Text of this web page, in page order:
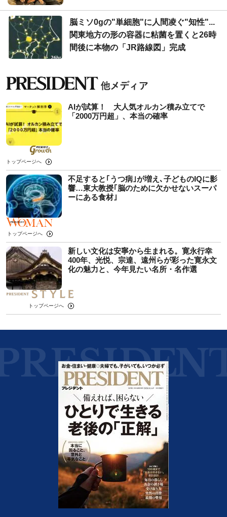
脳ミソ0gの"単細胞"に人間凌ぐ"知性"...
関東地方の形の容器に粘菌を置くと26時
間後に本物の「JR路線図」完成
AIが試算！ 大人気オルカン積み立てで
「2000万円超」、本当の確率
トップページへ
不足すると｢うつ病｣が増え､子どものIQに影
響…東大教授｢脳のために欠かせないスーパ
ーにある食材｣
トップページへ
新しい文化は安寧から生まれる。寛永行幸
400年、光悦、宗達、遠州らが彩った寛永文
化の魅力と、今年見たい名所・名作選
トップページへ